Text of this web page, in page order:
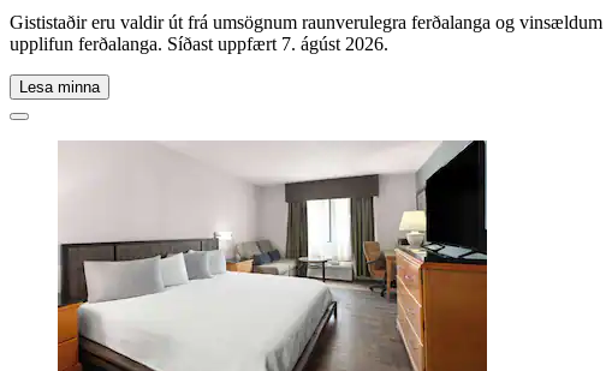
Gististaðir eru valdir út frá umsögnum raunverulegra ferðalanga og
upplifun ferðalanga. Síðast uppfært 7. ágúst 2026.
Lesa minna